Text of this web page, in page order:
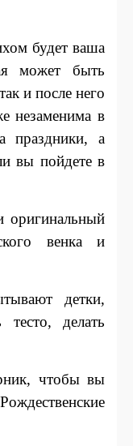
будет ваша
может быть
и после него
незаменима в
праздники, а
вы пойдете в
венка и
детки,
делать
чтобы вы